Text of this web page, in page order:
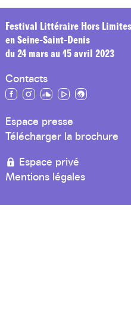
Festival Littéraire Hors Limites
en Seine-Saint-Denis
du 24 mars au 15 avril 2023
Contacts
Espace presse
Télécharger la brochure
Espace privé
Mentions légales